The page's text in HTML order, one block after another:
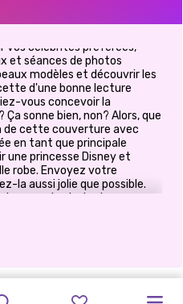
vos célébrités préférées,
et séances de photos
modèles et découvrir les
d'une bonne lecture
vous concevoir la
sonne bien, non? Alors, que
de cette couverture avec
en tant que principale
une princesse Disney et
robe. Envoyez votre
la aussi jolie que possible.
prenez la photo de
puis prenez soin des
la couleur ou la police.
VILLAIN